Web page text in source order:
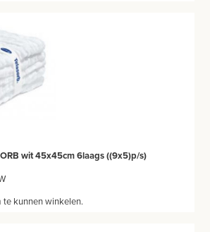
wit 45x45cm 6laags ((9x5)p/s)
te kunnen winkelen.